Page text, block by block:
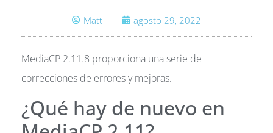
Matt agosto 29, 2022
MediaCP 2.11.8 proporciona una serie de
correcciones de errores y mejoras.
¿Qué hay de nuevo en